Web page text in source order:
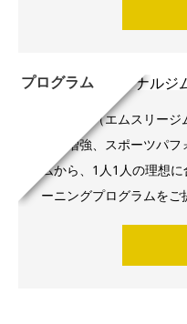
プログラム
M3 GYM（エムスリー
筋肉増強、スポーツパ
ムから、1人1人の理想
ーニングプログラムをご